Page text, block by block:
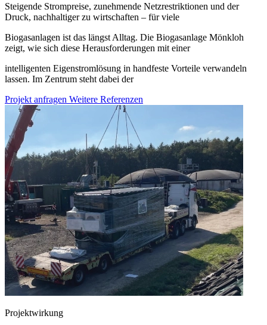
Steigende Strompreise, zunehmende Netzrestriktionen und der
Druck, nachhaltiger zu wirtschaften – für viele
Biogasanlagen ist das längst Alltag. Die Biogasanlage Mönkloh
zeigt, wie sich diese Herausforderungen mit einer
intelligenten Eigenstromlösung in handfeste Vorteile verwandeln
lassen. Im Zentrum steht dabei der
Projekt anfragen Weitere Referenzen
Projektwirkung